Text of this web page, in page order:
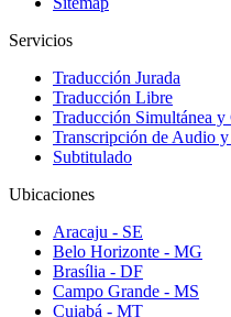
Servicios
Traducción Jurada
Traducción Libre
Traducción Simultánea y
Transcripción de Audio
Subtitulado
Ubicaciones
Aracaju - SE
Belo Horizonte - MG
Brasília - DF
Campo Grande - MS
Cuiabá - MT